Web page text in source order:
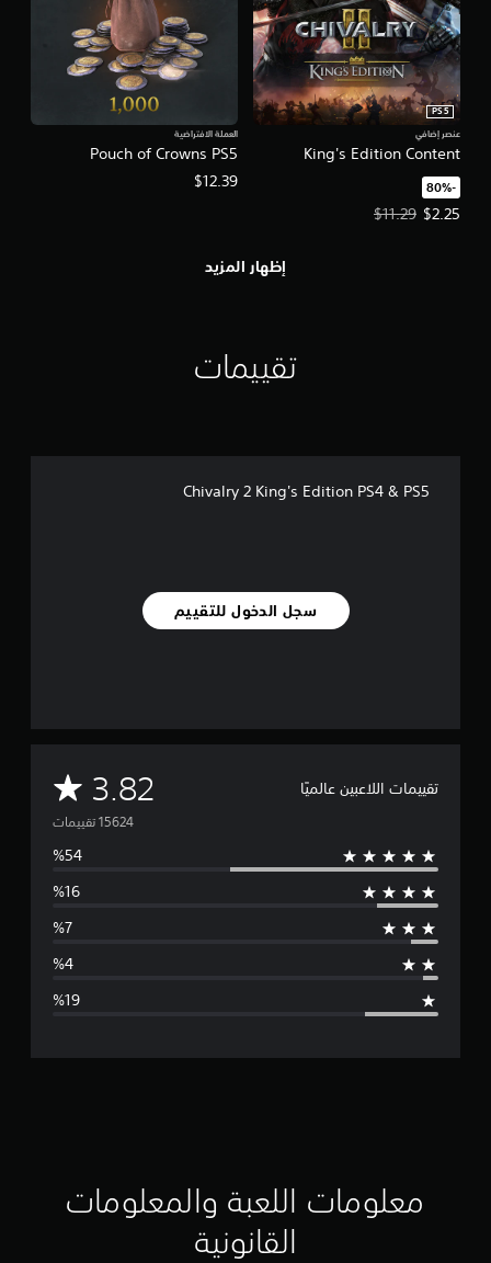
King's Edition Content
PS5
عنصر إضافي
‏-80%‏
$2.25
سعر العرض $2.25‏. السعر الأصلي، $11.29‏.
$11.29
Pouch of Crowns PS5
العملة الافتراضية
$12.39
إظهار المزيد
تقييمات
Chivalry 2 King's Edition PS4 & PS5
سجل الدخول للتقييم
تقييمات اللاعبين عالميًا 3.82 م
ت
و
س
ط
ت
ي
معلومات اللعبة والمعلومات
القانونية